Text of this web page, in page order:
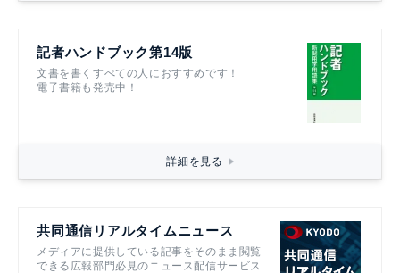
記者ハンドブック第14版
文書を書くすべての人におすすめです！
電子書籍も発売中！
詳細を見る
共同通信リアルタイムニュース
メディアに提供している記事をそのまま閲覧
できる広報部門必見のニュース配信サービス